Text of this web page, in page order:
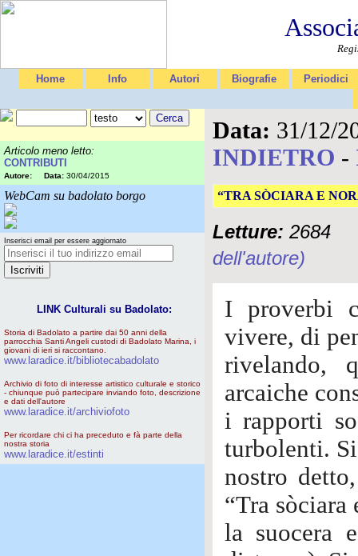
Home Info Autori Biografie Periodici
Articolo meno letto:
CONTRIBUTI
Autore: Data: 30/04/2015
WebCam su badolato borgo
Inserisci email per essere aggiornato
LINK Culturali su Badolato:
Storia di Badolato a partire dai 50 anni della
parrocchia Santi Angeli custodi di Badolato Marina, i
giovani di ieri si raccontano.
www.laradice.it/bibliotecabadolato
Archivio di foto di interesse artistico culturale e storico
- chiunque può partecipare inviando foto, descrizione
e dati dell'autore
www.laradice.it/archiviofoto
Per ricordare chi ci ha preceduto e fà parte della
nostra storia
www.laradice.it/estinti
Data: 31/12/
INDIETRO -
“TRA SÒCIARA E
Letture: 2684
dell'autore)
I proverbi
vivere, di
rivelando,
arcaiche
i rapporti
turbolenti.
nostro
“Tra sòciara
la suocera